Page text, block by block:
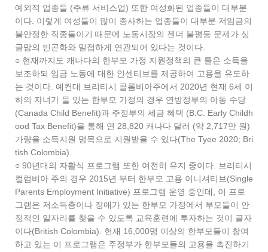
예외적 업종들 (주류 서비스업) 또한 여성화된 업종들이 대부분
이다. 이렇게 여성들이 많이 종사하는 업종들이 대부분 저임금의
불안정한 직종들이기 때문에 노동시장의 젠더 불평등 문제가 싱
글맘의 빈곤화와 밀접하게 연관되어 있다는 것이다.
○ 현재까지도 캐나다의 한부모 가정 지원정책의 큰 틀은 소득을
보조하되 임금 노동에 대한 인센티브를 제공하여 고용을 유도하
는 것이다. 예컨대 브리티시 콜롬비아주에서 2020년 현재 6세 이
하의 자녀가 둘 있는 한부모 가정의 경우 연방정부의 아동 수당
(Canada Child Benefit)과 주정부의 세금 혜택 (B.C. Early Childh
ood Tax Benefit)을 통해 연 28,820 캐나다 달러 (약 2,717만 원)
가량을 소득지원 명목으로 지원받을 수 있다(The Tyee 2020; Bri
tish Colombia).
○ 90년대의 자활식 프로그램 또한 여전히 유지 중이다. 브리티시
컬럼비아 주의 경우 2015년 부터 한부모 고용 이니셔티브(Single
Parents Employment Initiative) 프로그램 운영 중인데, 이 프로
그램은 저소득층이나 장애가 있는 한부모 가정에서 부모들이 안
정적인 일자리를 찾을 수 있도록 교육훈련에 투자하는 것이 골자
이다(British Colombia). 현재 16,000명 이상의 한부모들이 참여
하고 있는 이 프로그램은 주정부가 한부모들의 고용을 촉진하기